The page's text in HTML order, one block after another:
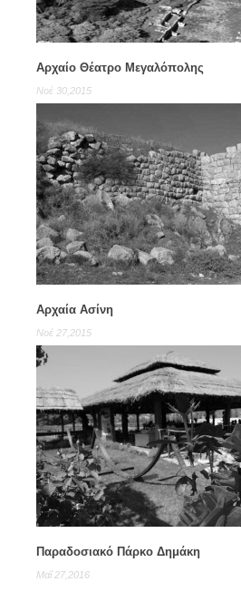
Αρχαίο Θέατρο Μεγαλόπολης
Νοέ 30,2015
Αρχαία Ασίνη
Νοέ 27,2015
Παραδοσιακό Πάρκο Δημάκη
Μαΐ 27,2016